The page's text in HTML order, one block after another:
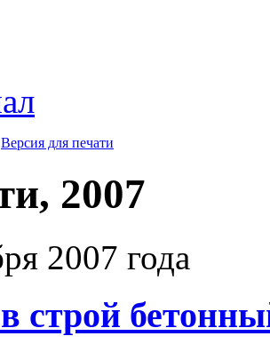
Версия для печати
2007
2007 года
строй